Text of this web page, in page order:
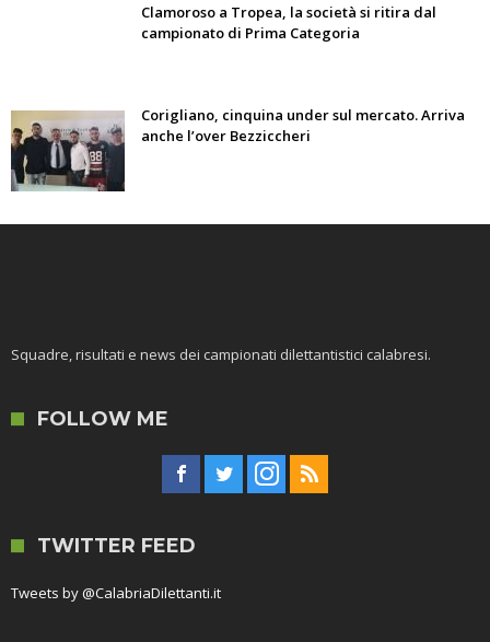
Clamoroso a Tropea, la società si ritira dal
campionato di Prima Categoria
Corigliano, cinquina under sul mercato. Arriva
anche l’over Bezziccheri
Squadre, risultati e news dei campionati dilettantistici calabresi.
FOLLOW ME
TWITTER FEED
Tweets by @CalabriaDilettanti.it